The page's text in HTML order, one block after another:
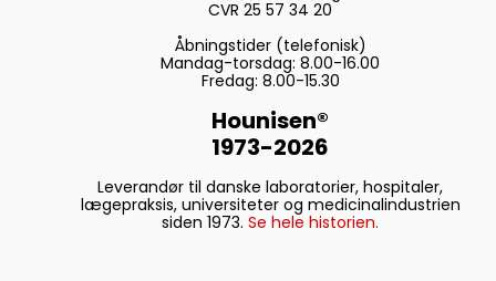
CVR 25 57 34 20
Åbningstider (telefonisk)
Mandag-torsdag: 8.00-16.00
Fredag: 8.00-15.30
Hounisen®
1973-2026
Leverandør til danske laboratorier, hospitaler,
lægepraksis, universiteter og medicinalindustrien
siden 1973. Se hele historien.